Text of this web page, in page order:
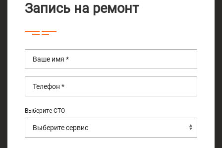
Запись на ремонт
Выберите СТО